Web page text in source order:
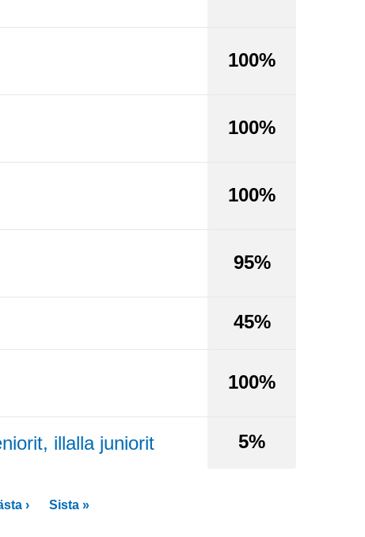
100%
100%
100%
95%
45%
100%
illalla juniorit 5%
› Sista »